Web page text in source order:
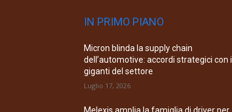
IN PRIMO PIANO
Micron blinda la supply chain
dell’automotive: accordi strategici con i
giganti del settore
Luglio 17, 2026
Melexis amplia la famiglia di driver per